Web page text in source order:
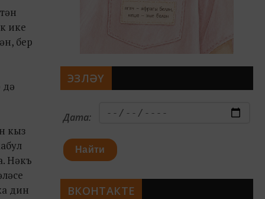
ике
бер
дә
кыз
Нәкъ
дин
ЭЗЛӘҮ
Дата:
Найти
ВКОНТАКТЕ